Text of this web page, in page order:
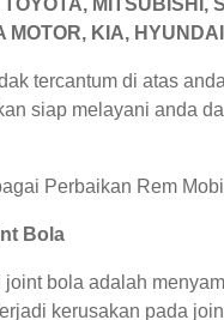
TOYOTA, MITSUBISHI,
MOTOR, KIA,
tercantum di atas
siap melayani anda
Perbaikan Rem
Bola
joint bola adalah
kerusakan pada